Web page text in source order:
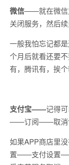
微信——就在微信
关闭服务，然后
一般我怕忘记都
个月后就看还要
有，腾讯有，挨个
支付宝——记得
——订阅——取消
如果APP商店里
置——支付设置